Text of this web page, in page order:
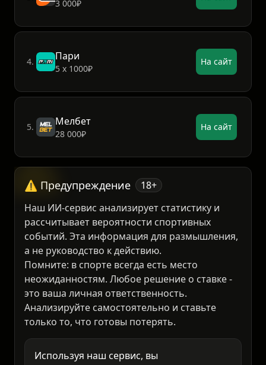
3.
3 000₽
На сайт
4.
5 х 1000₽
На сайт
5. На сайт
⚠️ Предупреждение
18+
Наш ИИ-сервис анализирует статистику и
рассчитывает вероятности спортивных
событий. Эта информация для размышления,
а не руководство к действию.
Помните: в спорте всегда есть место
неожиданностям. Любое решение о ставке -
это ваша личная ответственность.
Анализируйте самостоятельно и ставьте
только то, что готовы потерять.